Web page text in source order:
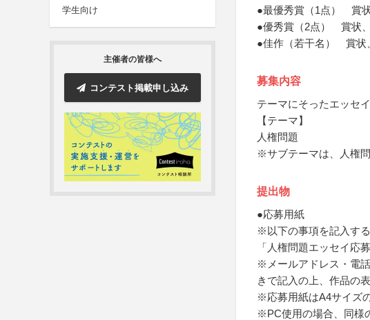
学生向け
主催者の皆様へ
コンテスト掲載申し込み
●最優秀賞（1点） 賞
●優秀賞（2点） 賞状
●佳作（若干名） 賞状
募集内容
テーマにそったエッセイ
【テーマ】
人権問題
※サブテーマは、人権
提出物
●応募用紙
※以下の事項を記入す
「人権問題エッセイ応
※メールアドレス・電
きで記入の上、作品の
※応募用紙はA4サイズ
※PC使用の場合、同様